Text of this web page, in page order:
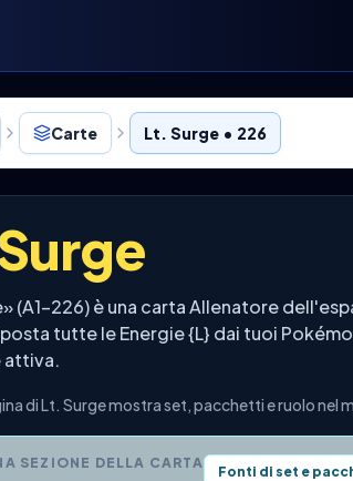
Carte Lt. Surge • 226
(A1-226) è una carta Allenatore
tutte le Energie {L} dai tuoi
attiva.
di Lt. Surge mostra set, pacchetti e ruolo nel
SEZIONE DELLA CARTA
Fonti di set e